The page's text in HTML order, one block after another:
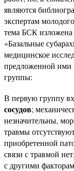
являются
экспертам
тема БСК
«Базальные
медицинское
предложенной ими
группы:
В первую группу
сосудов;
незначительны,
травмы
приобретенной
связи с травмой
с другими